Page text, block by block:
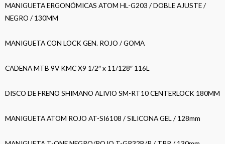
MANIGUETA ERGONÓMICAS ATOM HL-G203 / DOBLE AJUSTE /
NEGRO / 130MM
MANIGUETA CON LOCK GEN. ROJO / GOMA
CADENA MTB 9V KMC X9 1/2″ x 11/128″ 116L
DISCO DE FRENO SHIMANO ALIVIO SM-RT10 CENTERLOCK 180MM
MANIGUETA ATOM ROJO AT-SI6108 / SILICONA GEL / 128mm